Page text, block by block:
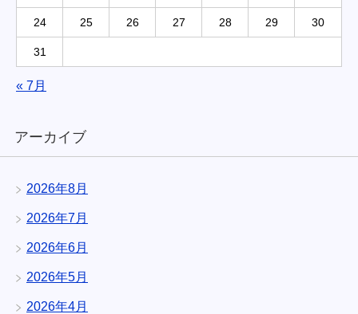
24 25 26 27 28 29 30
31
« 7月
アーカイブ
2026年8月
2026年7月
2026年6月
2026年5月
2026年4月